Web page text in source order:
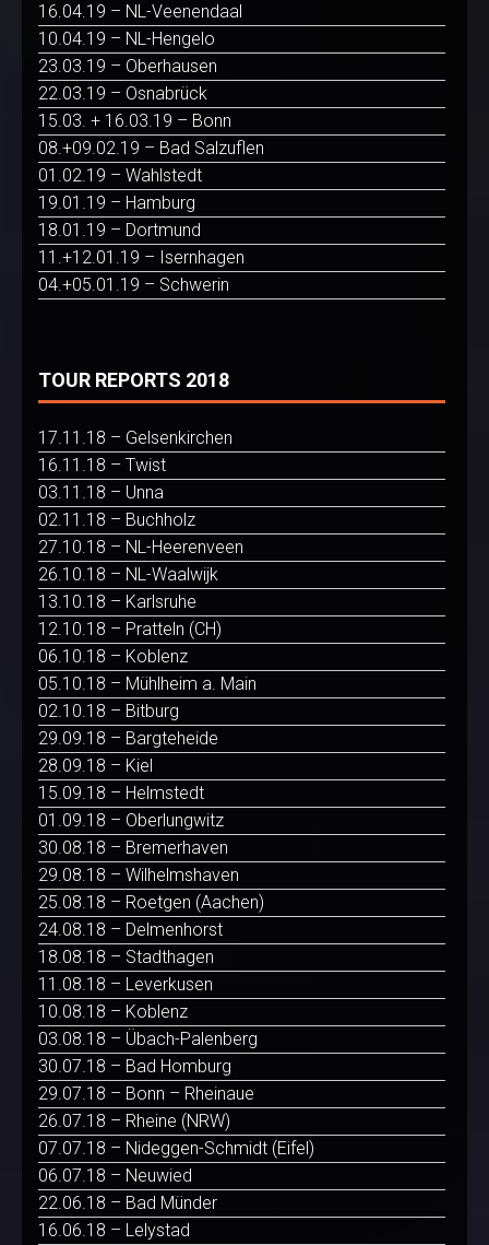
16.04.19 – NL-Veenendaal
10.04.19 – NL-Hengelo
23.03.19 – Oberhausen
22.03.19 – Osnabrück
15.03. + 16.03.19 – Bonn
08.+09.02.19 – Bad Salzuflen
01.02.19 – Wahlstedt
19.01.19 – Hamburg
18.01.19 – Dortmund
11.+12.01.19 – Isernhagen
04.+05.01.19 – Schwerin
TOUR REPORTS 2018
17.11.18 – Gelsenkirchen
16.11.18 – Twist
03.11.18 – Unna
02.11.18 – Buchholz
27.10.18 – NL-Heerenveen
26.10.18 – NL-Waalwijk
13.10.18 – Karlsruhe
12.10.18 – Pratteln (CH)
06.10.18 – Koblenz
05.10.18 – Mühlheim a. Main
02.10.18 – Bitburg
29.09.18 – Bargteheide
28.09.18 – Kiel
15.09.18 – Helmstedt
01.09.18 – Oberlungwitz
30.08.18 – Bremerhaven
29.08.18 – Wilhelmshaven
25.08.18 – Roetgen (Aachen)
24.08.18 – Delmenhorst
18.08.18 – Stadthagen
11.08.18 – Leverkusen
10.08.18 – Koblenz
03.08.18 – Übach-Palenberg
30.07.18 – Bad Homburg
29.07.18 – Bonn – Rheinaue
26.07.18 – Rheine (NRW)
07.07.18 – Nideggen-Schmidt (Eifel)
06.07.18 – Neuwied
22.06.18 – Bad Münder
16.06.18 – Lelystad